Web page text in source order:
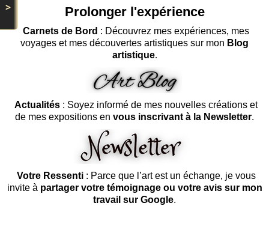
> Prolonger l'expérience
Carnets de Bord : Découvrez mes expériences, mes
voyages et mes découvertes artistiques sur mon Blog
artistique.
Actualités : Soyez informé de mes nouvelles créations et
de mes expositions en vous inscrivant à la Newsletter.
Votre Ressenti: Parce que l’art est un échange, je vous
invite à partager votre témoignage ou votre avis sur mon
travail sur Google.